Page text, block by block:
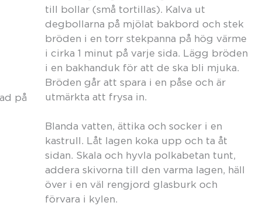
på
till bollar (små tortillas). Kalva ut
degbollarna på mjölat bakbord och stek
bröden i en torr stekpanna på hög värme
i cirka 1 minut på varje sida. Lägg bröden
i en bakhanduk för att de ska bli mjuka.
Bröden går att spara i en påse och är
utmärkta att frysa in.
Blanda vatten, ättika och socker i en
kastrull. Låt lagen koka upp och ta åt
sidan. Skala och hyvla polkabetan tunt,
addera skivorna till den varma lagen, häll
över i en väl rengjord glasburk och
förvara i kylen.